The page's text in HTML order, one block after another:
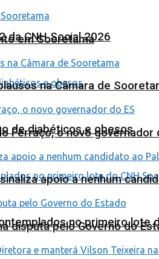
da CNH Social 2026
de diabéticos e obesos
no primeiro lote
em Sooretama
na Câmara de
Ferraço, o novo governador
apoio a nenhum
disputa pelo Governo do